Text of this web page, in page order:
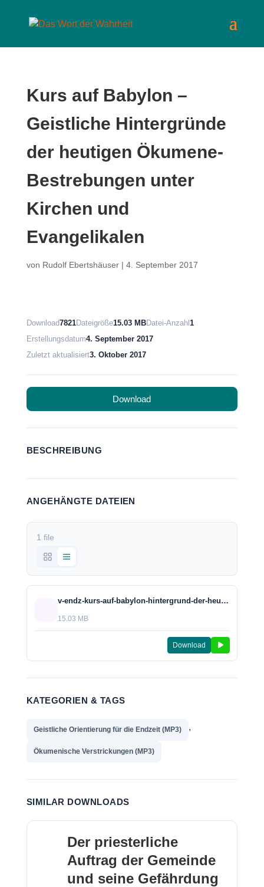
Kurs auf Babylon –
Geistliche Hintergründe
der heutigen Ökumene-
Bestrebungen unter
Kirchen und
Evangelikalen
von Rudolf Ebertshäuser| 4. September 2017
Download7821Dateigröße15.03 MBDatei-Anzahl 1
Erstellungsdatum4. September 2017
Zuletzt aktualisiert3. Oktober 2017
Download
BESCHREIBUNG
ANGEHÄNGTE DATEIEN
1 file
v-endz-kurs-auf-babylon-hintergrund-der-heutigen-oekumenebestrebungen-2017.mp3
15.03 MB
Download
KATEGORIEN & TAGS
Geistliche Orientierung für die Endzeit (MP3) ,
Ökumenische Verstrickungen (MP3)
SIMILAR DOWNLOADS
Der priesterliche
Auftrag der Gemeinde
und seine Gefährdung